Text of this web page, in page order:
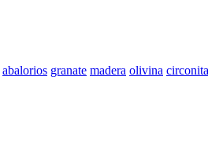
abalorios granate madera olivina circonita